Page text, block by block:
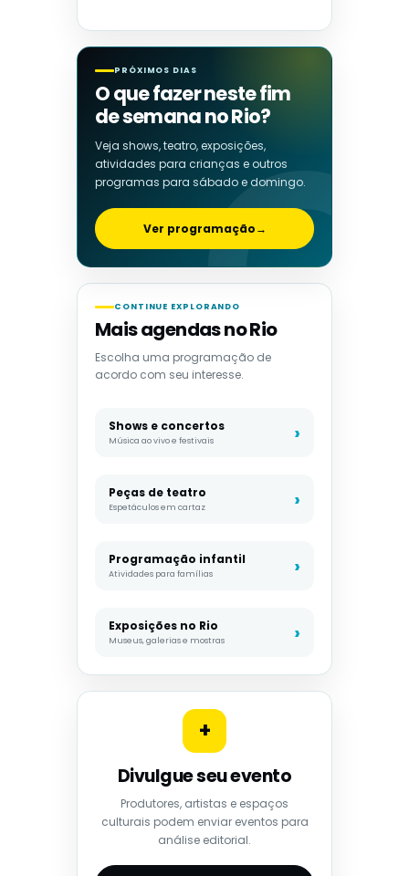
PRÓXIMOS DIAS
O que fazer neste fim
de semana no Rio?
Veja shows, teatro, exposições,
atividades para crianças e outros
programas para sábado e domingo.
Ver programação→
CONTINUE EXPLORANDO
Mais agendas no Rio
Escolha uma programação de
acordo com seu interesse.
Shows e concertos
Música ao vivo e festivais
Peças de teatro
Espetáculos em cartaz
Programação infantil
Atividades para famílias
Exposições no Rio
Museus, galerias e mostras
+
Divulgue seu evento
Produtores, artistas e espaços
culturais podem enviar eventos para
análise editorial.